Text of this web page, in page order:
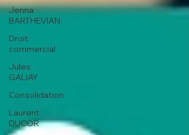
Jenna
BARTHEVIAN
Droit
commercial
Jules
GALIAY
Consolidation
Laurent
DUCOR